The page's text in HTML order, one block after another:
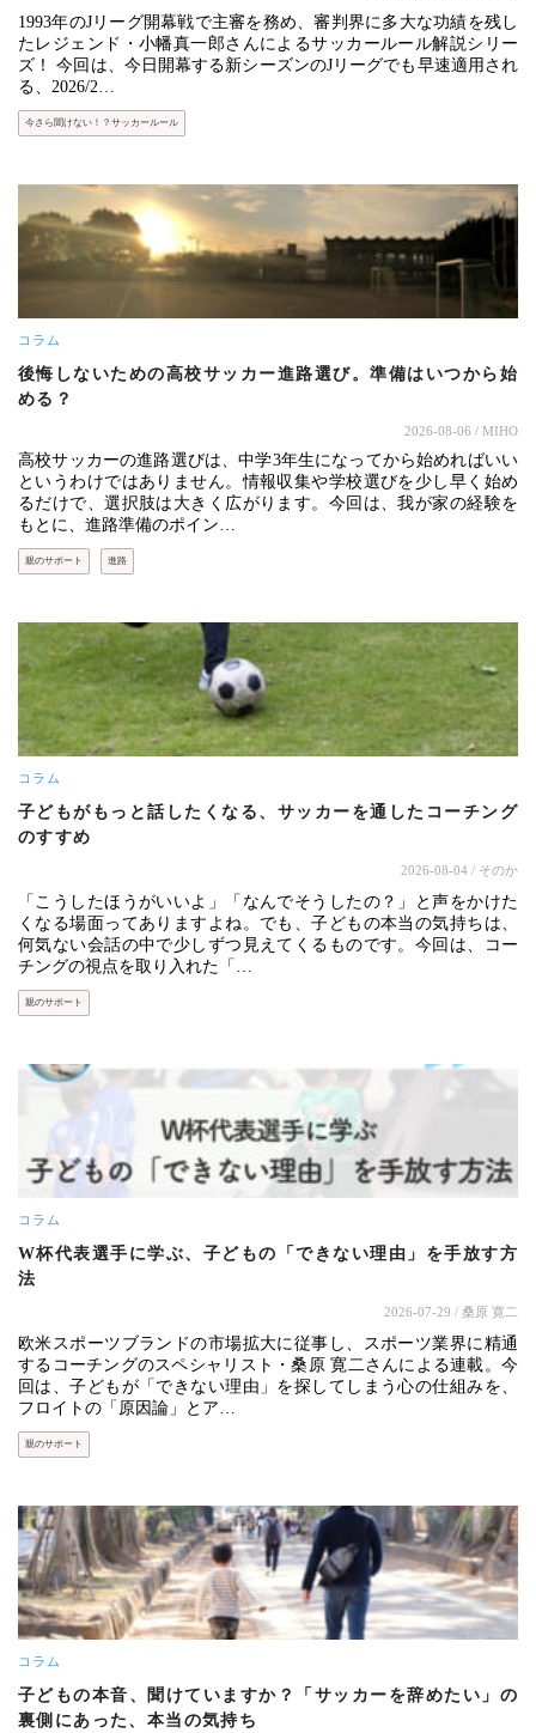
1993年のJリーグ開幕戦で主審を務め、審判界に多大な功績を残し
たレジェンド・小幡真一郎さんによるサッカールール解説シリー
ズ！ 今回は、今日開幕する新シーズンのJリーグでも早速適用され
る、2026/2…
今さら聞けない！？サッカールール
コラム
後悔しないための高校サッカー進路選び。準備はいつから始
める？
2026-08-06 / MIHO
高校サッカーの進路選びは、中学3年生になってから始めればいい
というわけではありません。情報収集や学校選びを少し早く始め
るだけで、選択肢は大きく広がります。今回は、我が家の経験を
もとに、進路準備のポイン…
親のサポート 進路
コラム
子どもがもっと話したくなる、サッカーを通したコーチング
のすすめ
2026-08-04 / そのか
「こうしたほうがいいよ」「なんでそうしたの？」と声をかけた
くなる場面ってありますよね。でも、子どもの本当の気持ちは、
何気ない会話の中で少しずつ見えてくるものです。今回は、コー
チングの視点を取り入れた「…
親のサポート
コラム
W杯代表選手に学ぶ、子どもの「できない理由」を手放す方
法
2026-07-29 / 桑原 寛二
欧米スポーツブランドの市場拡大に従事し、スポーツ業界に精通
するコーチングのスペシャリスト・桑原 寛二さんによる連載。今
回は、子どもが「できない理由」を探してしまう心の仕組みを、
フロイトの「原因論」とア…
親のサポート
コラム
子どもの本音、聞けていますか？「サッカーを辞めたい」の
裏側にあった、本当の気持ち